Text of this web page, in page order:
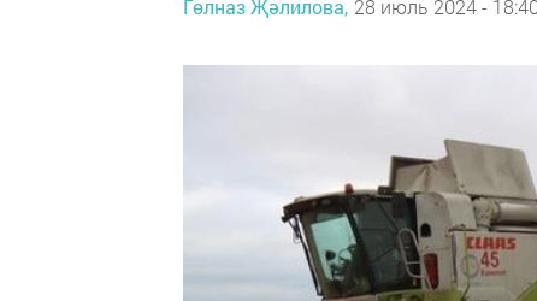
Гөлназ Җәлилова, 28 июль 2024 -